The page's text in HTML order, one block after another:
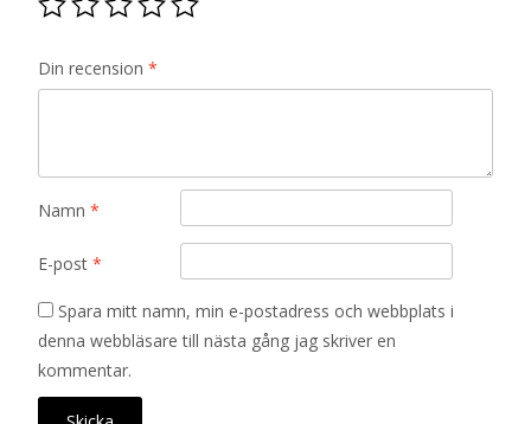
Din recension *
Namn *
E-post *
Spara mitt namn, min e-postadress och webbplats i
denna webbläsare till nästa gång jag skriver en
kommentar.